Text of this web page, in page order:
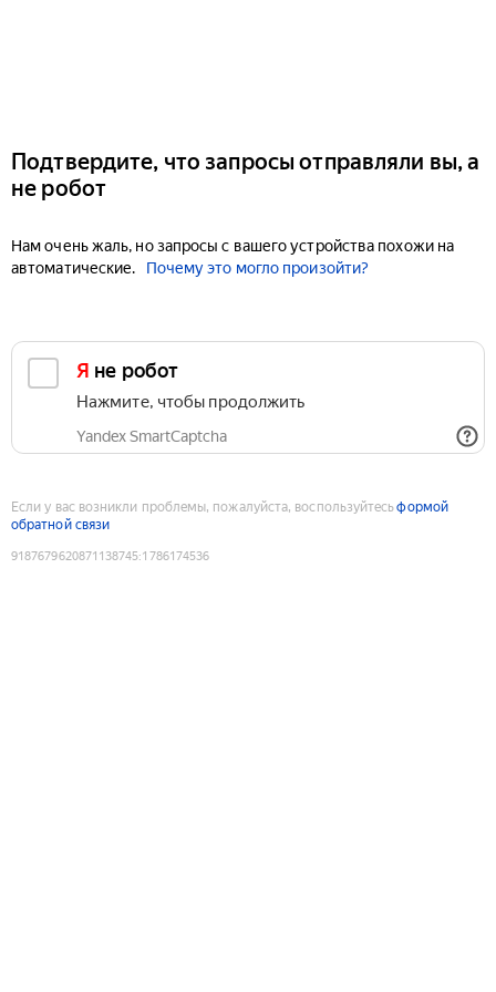
Подтвердите, что запросы отправляли вы, а
не робот
Нам очень жаль, но запросы с вашего устройства похожи на
автоматические.
Почему это могло произойти?
Я не робот
Нажмите, чтобы продолжить
Yandex SmartCaptcha
Если у вас возникли проблемы, пожалуйста, воспользуйтесьформой
обратной связи
9187679620871138745:1786174536